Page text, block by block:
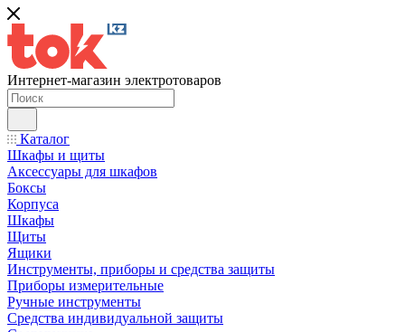
Интернет-магазин электротоваров
Каталог
Шкафы и щиты
Аксессуары для шкафов
Боксы
Корпуса
Шкафы
Щиты
Ящики
Инструменты, приборы и средства защиты
Приборы измерительные
Ручные инструменты
Средства индивидуальной защиты